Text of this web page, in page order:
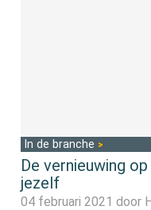
In de branche
De vernieuwing
jezelf
04 februari 2021 door